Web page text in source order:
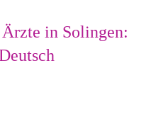
Ärzte in Solingen: